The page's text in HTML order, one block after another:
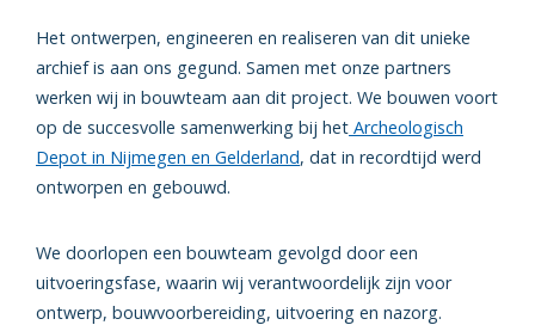
Het ontwerpen, engineeren en realiseren van dit unieke
archief is aan ons gegund. Samen met onze partners
werken wij in bouwteam aan dit project. We bouwen voort
op de succesvolle samenwerking bij het Archeologisch
Depot in Nijmegen en Gelderland, dat in recordtijd werd
ontworpen en gebouwd.
We doorlopen een bouwteam gevolgd door een
uitvoeringsfase, waarin wij verantwoordelijk zijn voor
ontwerp, bouwvoorbereiding, uitvoering en nazorg.